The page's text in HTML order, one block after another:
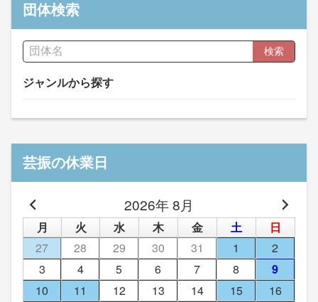
団体検索
検索
ジャンルから探す
芸振の休業日
2026年 8月
月 火 水 木 金 土
日
27
28 29 30 31 1
2
3
4 5 6 7 8
9
10
11 12 13 14 15
16